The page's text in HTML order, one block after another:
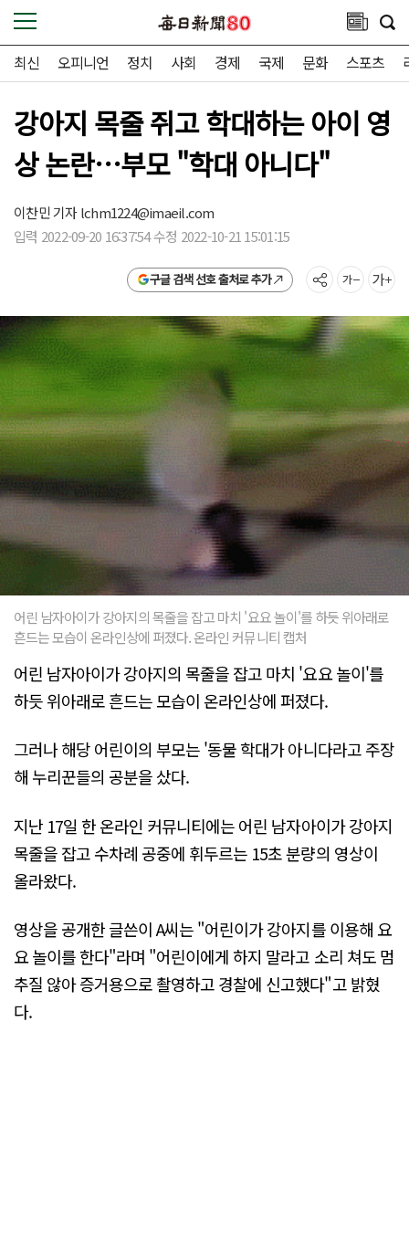
최신 오피니언 정치 사회 경제 국제 문화 스포츠
강아지 목줄 쥐고 학대하는 아이 영
상 논란…부모 "학대 아니다"
이찬민 기자lchm1224@imaeil.com
입력 2022-09-20 16:37:54 수정 2022-10-21 15:01:15
구글 검색 선호 출처로 추가
어린 남자아이가 강아지의 목줄을 잡고 마치 '요요 놀이'를 하듯 위아래로
흔드는 모습이 온라인상에 퍼졌다. 온라인 커뮤니티 캡처
어린 남자아이가 강아지의 목줄을 잡고 마치 '요요 놀이'를
하듯 위아래로 흔드는 모습이 온라인상에 퍼졌다.
그러나 해당 어린이의 부모는 '동물 학대가 아니다라고 주장
해 누리꾼들의 공분을 샀다.
지난 17일 한 온라인 커뮤니티에는 어린 남자아이가 강아지
목줄을 잡고 수차례 공중에 휘두르는 15초 분량의 영상이
올라왔다.
영상을 공개한 글쓴이 A씨는 "어린이가 강아지를 이용해 요
요 놀이를 한다"라며 "어린이에게 하지 말라고 소리 쳐도 멈
추질 않아 증거용으로 촬영하고 경찰에 신고했다"고 밝혔
다.